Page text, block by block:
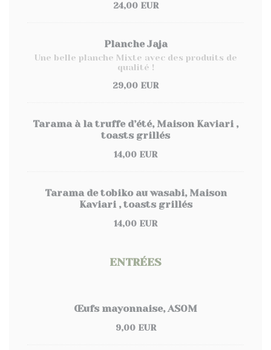
24,00 EUR
Planche Jaja
Une belle planche Mixte avec des produits de
qualité !
29,00 EUR
Tarama à la truffe d’été, Maison Kaviari ,
toasts grillés
14,00 EUR
Tarama de tobiko au wasabi, Maison
Kaviari , toasts grillés
14,00 EUR
ENTRÉES
Œufs mayonnaise, ASOM
9,00 EUR